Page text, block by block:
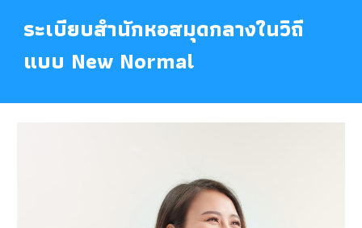
ระเบียบสำนักหอสมุดกลางในวิถี
แบบ New Normal